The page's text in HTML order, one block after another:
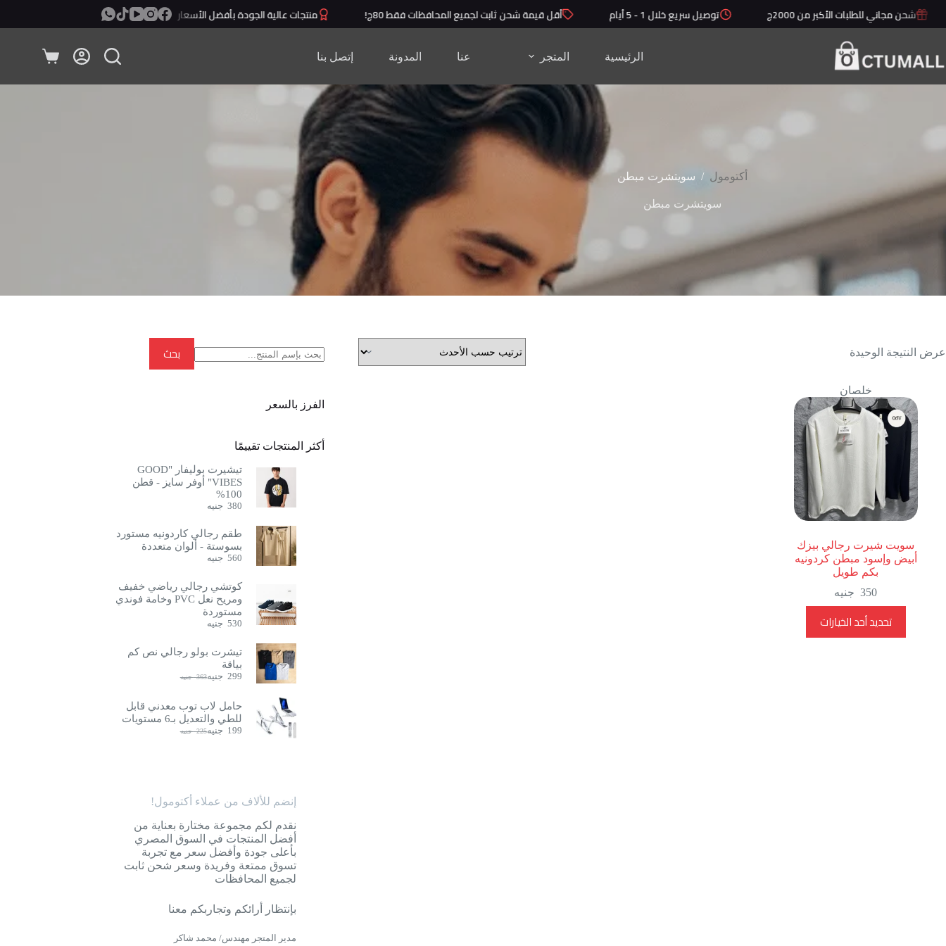
شحن مجاني للطلبات الأكبر من 2000ج توصيل سريع خلال 1 - 5 أيام أقل قيمة شحن ثابت لجميع المحافظات فقط 80ج! منتجات عالية الجودة بأفضل الأسعار معاينة ودفع عند الإستلام!
الرئيسية المتجر عنا المدونة إتصل بنا
عربة
أكتومول / سويتشرت مبطن
سويتشرت مبطن
عرض النتيجة الوحيدة
خلصان
سويت شيرت رجالي بيزك
أبيض وإسود مبطن كردونيه
بكم طويل
350 جنيه
تحديد أحد الخيارات
العديد
من
بحث
الفرز بالسعر
أكثر المنتجات تقييمًا
تيشيرت بوليفار "GOOD
VIBES" أوفر سايز - قطن
100%
380 جنيه
طقم رجالي كاردونيه مستورد
بسوستة - ألوان متعددة
560 جنيه
كوتشي رجالي رياضي خفيف
ومريح نعل PVC وخامة فوندي
مستوردة
530 جنيه
تيشرت بولو رجالي نص كم
بياقة
363 جنيهالسعر
هو:
جنيه.
299 جنيهالسعر
هو:
جنيه.
حامل لاب توب معدني قابل
للطي والتعديل بـ6 مستويات
225 جنيهالسعر
199 جنيهالسعر
إنضم للألاف من عملاء أكتومول!
نقدم لكم مجموعة مختارة بعناية من
أفضل المنتجات في السوق المصري
بأعلى جودة وأفضل سعر مع تجربة
تسوق ممتعة وفريدة وسعر شحن ثابت
لجميع المحافظات
بإنتظار أرائكم وتجاربكم معنا
مدير المتجر مهندس/ محمد شاكر